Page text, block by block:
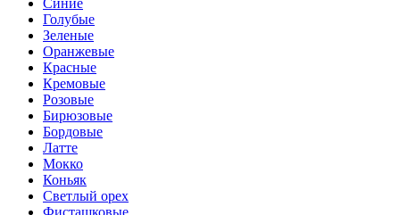
Синие
Голубые
Зеленые
Оранжевые
Красные
Кремовые
Розовые
Бирюзовые
Бордовые
Латте
Мокко
Коньяк
Светлый орех
Фисташковые